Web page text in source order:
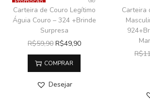
Carteira de Couro Legítimo
Águia Couro – 324 +Brinde
Surpresa
R$59,90 R$49,90
COMPRAR
Desejar
Carteira
R$